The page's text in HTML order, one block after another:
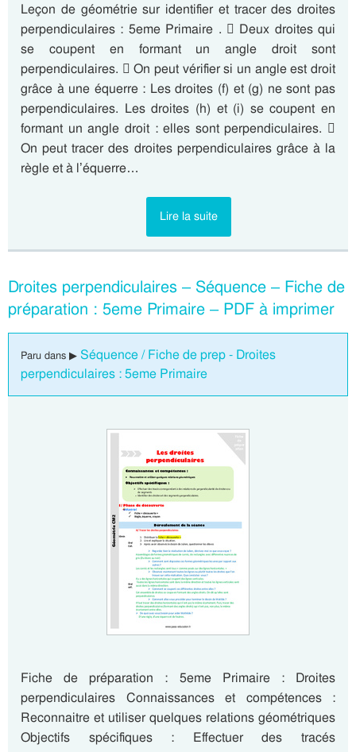
Leçon de géométrie sur identifier et tracer des droites
perpendiculaires : 5eme Primaire .  Deux droites qui
se coupent en formant un angle droit sont
perpendiculaires.  On peut vérifier si un angle est droit
grâce à une équerre : Les droites (f) et (g) ne sont pas
perpendiculaires. Les droites (h) et (i) se coupent en
formant un angle droit : elles sont perpendiculaires. 
On peut tracer des droites perpendiculaires grâce à la
règle et à l’équerre…
Lire la suite
Droites perpendiculaires – Séquence – Fiche de
préparation : 5eme Primaire – PDF à imprimer
Paru dans ▶ Séquence / Fiche de prep - Droites
perpendiculaires : 5eme Primaire
Fiche de préparation : 5eme Primaire : Droites
perpendiculaires Connaissances et compétences :
Reconnaitre et utiliser quelques relations géométriques
Objectifs spécifiques : Effectuer des tracés